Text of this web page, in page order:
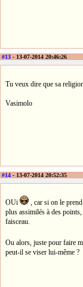
#13 - 13-07-2014 20:46:26
Tu veux dire que sa
Vasimolo
#14 - 13-07-2014 20:52:35
OUi
, car si on le
plus assimilés à des
faisceau.
Ou alors, juste pour faire
peut-il se viser lui-même ?